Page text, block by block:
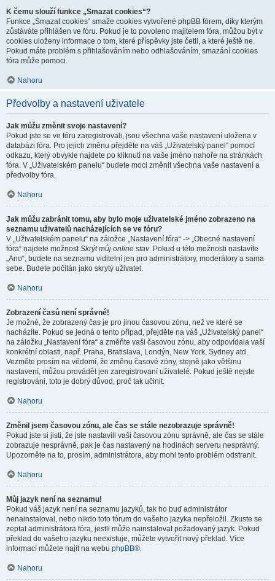
K čemu slouží funkce „Smazat cookies“?
Funkce „Smazat cookies“ smaže cookies vytvořené phpBB fórem, díky kterým
zůstáváte přihlášen ve fóru. Pokud je to povoleno majitelem fóra, můžou být v
cookies uloženy informace o tom, které příspěvky jste četli, a které ještě ne.
Pokud máte problém s přihlašováním nebo odhlašováním, smazání cookies
fóra může pomoci.
Nahoru
Předvolby a nastavení uživatele
Jak můžu změnit svoje nastavení?
Pokud jste se ve fóru zaregistrovali, jsou všechna vaše nastavení uložena v
databázi fóra. Pro jejich změnu přejděte na váš „Uživatelský panel“ pomocí
odkazu, který obvykle najdete po kliknutí na vaše jméno nahoře na stránkách
fóra. V „Uživatelském panelu“ budete moci změnit všechna vaše nastavení a
předvolby fóra.
Nahoru
Jak můžu zabránit tomu, aby bylo moje uživatelské jméno zobrazeno na
seznamu uživatelů nacházejících se ve fóru?
V „Uživatelském panelu“ na záložce „Nastavení fóra“ -> „Obecné nastavení
fóra“ najdete možnostSkrýt můj online stav. Pokud u této možnosti nastavíte
„Ano“, budete na seznamu viditelní jen pro administrátory, moderátory a sama
sebe. Budete počítán jako skrytý uživatel.
Nahoru
Zobrazení časů není správné!
Je možné, že zobrazený čas je pro jinou časovou zónu, než ve které se
nacházíte. Pokud se jedná o tento případ, přejděte na váš „Uživatelský panel“
na záložku „Nastavení fóra“ a změňte vaši časovou zónu, aby odpovídala vaší
konkrétní oblasti, např. Praha, Bratislava, Londýn, New York, Sydney atd.
Vezměte prosím na vědomí, že změnu časové zóny, stejně jako většinu
nastavení, můžou provádět jen zaregistrovaní uživatelé. Pokud ještě nejste
registrováni, toto je dobrý důvod, proč tak učinit.
Nahoru
Změnil jsem časovou zónu, ale čas se stále nezobrazuje správně!
Pokud jste si jisti, že jste nastavili vaši časovou zónu správně, ale čas se stále
zobrazuje nesprávně, pak je čas nastavený na hodinách serveru nesprávný.
Upozorněte na to, prosím, administrátora, aby mohl tento problém odstranit.
Nahoru
Můj jazyk není na seznamu!
Pokud váš jazyk není na seznamu jazyků, tak ho buď administrátor
nenainstaloval, nebo nikdo toto fórum do vašeho jazyka nepřeložil. Zkuste se
zeptat administrátora fóra, jestli může nainstalovat požadovaný jazyk. Pokud
překlad do vašeho jazyku neexistuje, můžete vytvořit nový překlad. Více
informací můžete najít na webu phpBB®.
Nahoru